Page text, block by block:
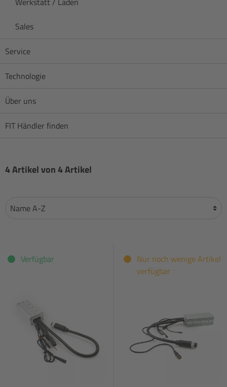
Sales
Service
Technologie
Über uns
FIT Händler finden
4 Artikel von 4 Artikel
Verfügbar
Nur noch wenige Artikel
verfügbar